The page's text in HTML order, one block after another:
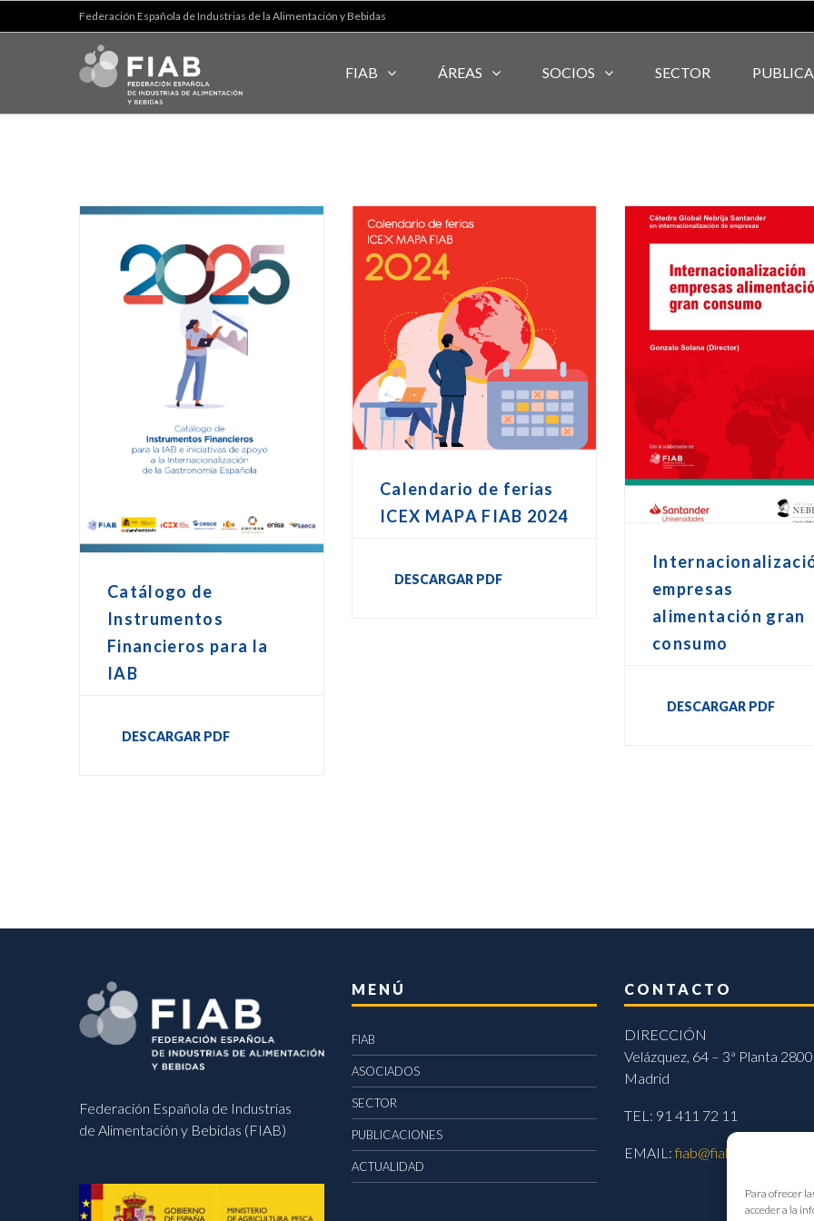
Para ofrecer
acceder a la
Federación Española de Industrias de la Alimentación y Bebidas
FIAB ÁREAS SOCIOS SECTOR
Catálogo de
Instrumentos
Financieros para la
IAB
DESCARGAR PDF
Calendario de ferias
ICEX MAPA FIAB 2024
DESCARGAR PDF
empresas
alimentación gran
consumo
DESCARGAR PDF
Federación Española de Industrias
de Alimentación y Bebidas (FIAB)
MENÚ
FIAB
ASOCIADOS
SECTOR
PUBLICACIONES
ACTUALIDAD
CONTACTO
DIRECCIÓN
Velázquez, 64 – 3ª Planta
Madrid
TEL: 91 411 72 11
EMAIL:fiab@fiab.es